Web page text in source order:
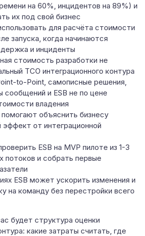
на 60%, инцидентов на 89%) и
их под свой бизнес
для расчёта стоимости
запуска, когда начинаются
и инциденты
стоимость разработки не
TCO интеграционного контура
to-Point, самописные решения,
сообщений и ESB не по цене
владения
объяснить бизнесу
эффект от интеграционной
ESB на MVP пилоте из 1-3
потоков и собрать первые
ESB может ускорить изменения и
на команду без перестройки всего
будет структура оценки
какие затраты считать, где